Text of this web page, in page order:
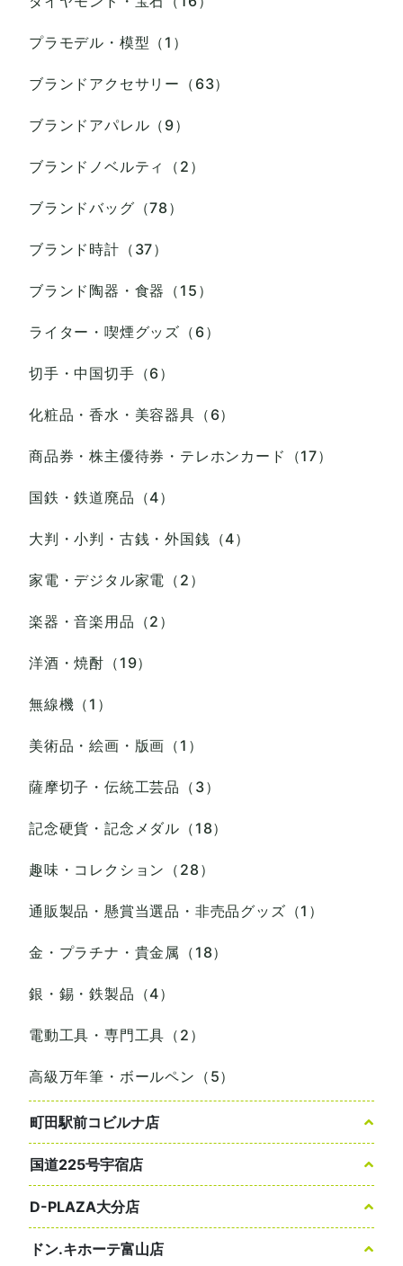
プラモデル・模型（1）
ブランドアクセサリー（63）
ブランドアパレル（9）
ブランドノベルティ（2）
ブランドバッグ（78）
ブランド時計（37）
ブランド陶器・食器（15）
ライター・喫煙グッズ（6）
切手・中国切手（6）
化粧品・香水・美容器具（6）
商品券・株主優待券・テレホンカード（17）
国鉄・鉄道廃品（4）
大判・小判・古銭・外国銭（4）
家電・デジタル家電（2）
楽器・音楽用品（2）
洋酒・焼酎（19）
無線機（1）
美術品・絵画・版画（1）
薩摩切子・伝統工芸品（3）
記念硬貨・記念メダル（18）
趣味・コレクション（28）
通販製品・懸賞当選品・非売品グッズ（1）
金・プラチナ・貴金属（18）
銀・錫・鉄製品（4）
電動工具・専門工具（2）
高級万年筆・ボールペン（5）
町田駅前コビルナ店
国道225号宇宿店
D-PLAZA大分店
ドン.キホーテ富山店